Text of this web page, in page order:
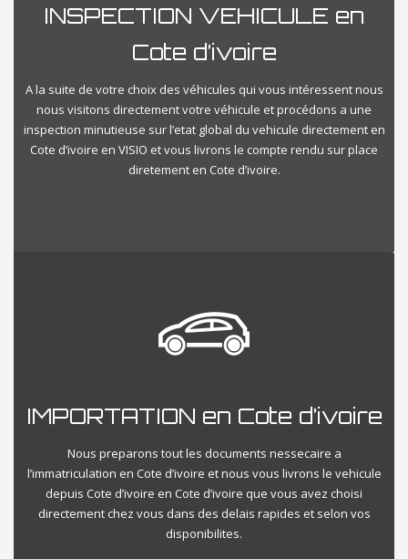
INSPECTION VEHICULE en
Cote d’ivoire
A la suite de votre choix des véhicules qui vous intéressent nous
nous visitons directement votre véhicule et procédons a une
inspection minutieuse sur l’etat global du vehicule directement en
Cote d’ivoire en VISIO et vous livrons le compte rendu sur place
diretement en Cote d’ivoire.
IMPORTATION en Cote d’ivoire
Nous preparons tout les documents nessecaire a
l’immatriculation en Cote d’ivoire et nous vous livrons le vehicule
depuis Cote d’ivoire en Cote d’ivoire que vous avez choisi
directement chez vous dans des delais rapides et selon vos
disponibilites.